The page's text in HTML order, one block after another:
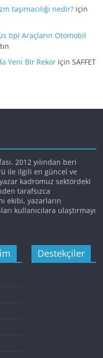
taşımacılığı nedir? için
tipi Araçların Otomobil
Yeni Bir Rekor içinSAFFET
2012 yılından beri
ile ilgili en güncel ve
kadromuz sektördeki
tarafsızca
ekibi, yazarların
kullanıcılara ulaştırmayı
Destekçiler